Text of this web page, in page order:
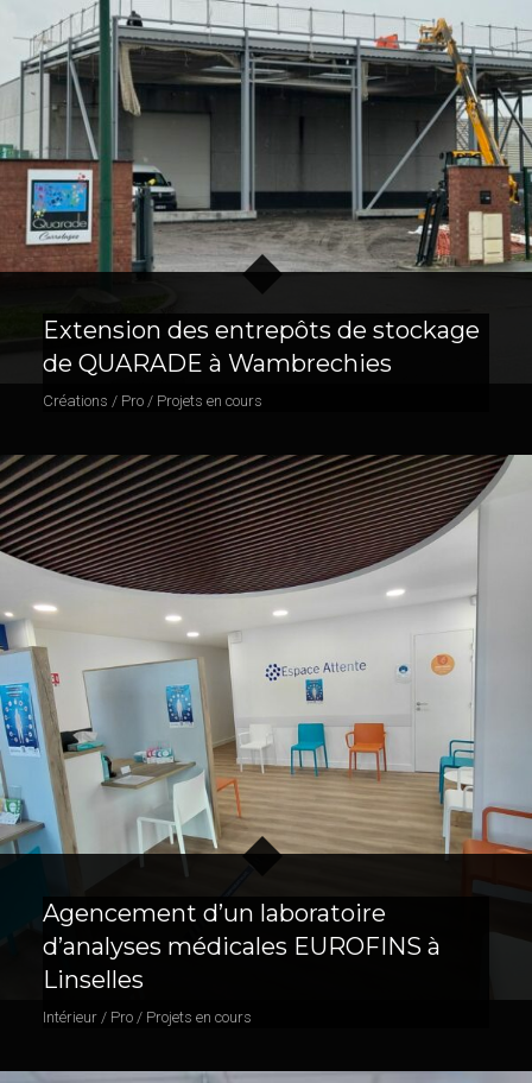
Extension des entrepôts de stockage
de QUARADE à Wambrechies
Créations / Pro / Projets en cours
Agencement d’un laboratoire
d’analyses médicales EUROFINS à
Linselles
Intérieur / Pro / Projets en cours